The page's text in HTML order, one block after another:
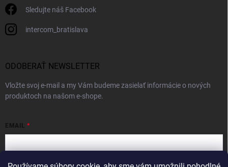
Sledujte náš Facebook
intercom_bratislava
ODOBERAŤ NEWSLETTER
Vložte svoj e-mail a my Vám budeme zasielať informácie o nových
produktoch na našom e-shope.
EMAIL